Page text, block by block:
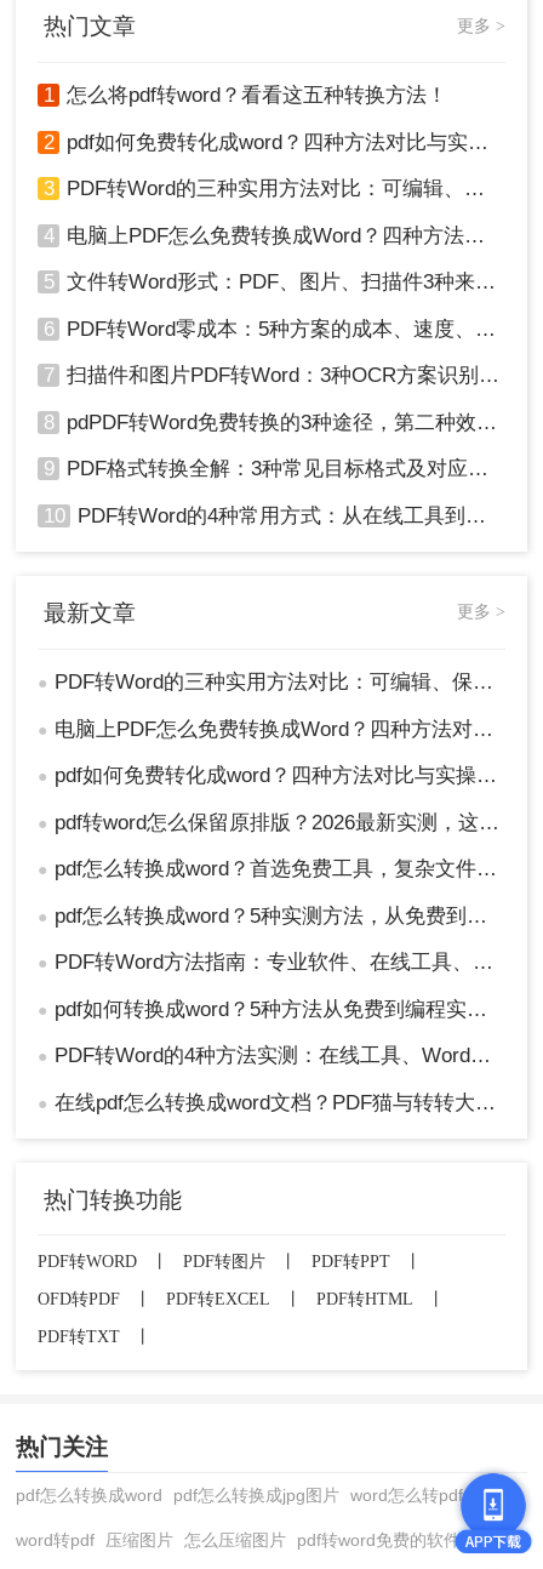
热门文章 更多 >
1 怎么将pdf转word？看看这五种转换方法！
2 pdf如何免费转化成word？四种方法对比与实操指南（附详细表格）
3 PDF转Word的三种实用方法对比：可编辑、保格式、避风险！
4 电脑上PDF怎么免费转换成Word？四种方法对比与实操指南（附详细表格）!
5 文件转Word形式：PDF、图片、扫描件3种来源分别怎么处理！
6 PDF转Word零成本：5种方案的成本、速度、精度对比！
7 扫描件和图片PDF转Word：3种OCR方案识别率实测！
8 pdPDF转Word免费转换的3种途径，第二种效率最高！
9 PDF格式转换全解：3种常见目标格式及对应操作方法！
10 PDF转Word的4种常用方式：从在线工具到桌面软件全梳理！
最新文章 更多 >
● PDF转Word的三种实用方法对比：可编辑、保格式、避风险！
● 电脑上PDF怎么免费转换成Word？四种方法对比与实操指南（附详细表格）!
● pdf如何免费转化成word？四种方法对比与实操指南（附详细表格）
● pdf转word怎么保留原排版？2026最新实测，这5种方法从免费到专业全搞定！
● pdf怎么转换成word？首选免费工具，复杂文件再上专业软件！
● pdf怎么转换成word？5种实测方法，从免费到专业全攻略！
● PDF转Word方法指南：专业软件、在线工具、Word内置与改后缀名4种方案对比！
● pdf如何转换成word？5种方法从免费到编程实测对比！
● PDF转Word的4种方法实测：在线工具、Word、Adobe与开源软件对比！！
● 在线pdf怎么转换成word文档？PDF猫与转转大师2种在线工具使用指南与功能对比！
热门转换功能
PDF转WORD PDF转图片 PDF转PPT
OFD转PDF
PDF转EXCEL PDF转HTML
PDF转TXT
热门关注
pdf怎么转换成word pdf怎么转换成jpg图片 word怎么转pdf
word转pdf 压缩图片 怎么压缩图片 pdf转word免费的软件